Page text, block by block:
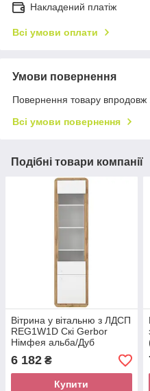
Накладений платіж
Всі умови оплати
Умови повернення
Повернення товару впродовж
Всі умови повернення
Подібні товари компанії
Вітрина у вітальню з ЛДСП
REG1W1D Скі Gerbor
Німфея альба/Дуб
аппалачі
6 182 ₴
Купити